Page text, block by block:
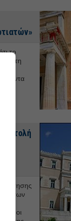
το
τη
ως
οι